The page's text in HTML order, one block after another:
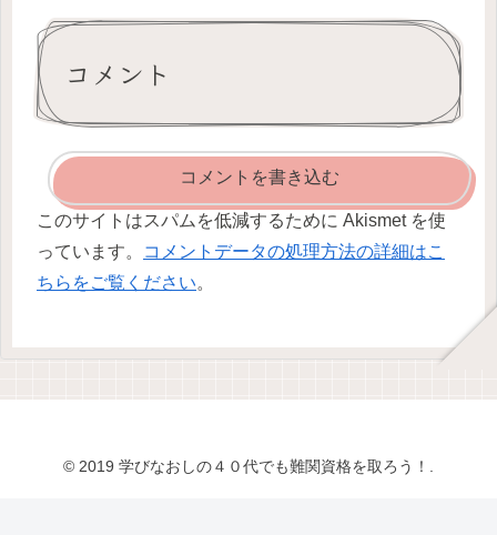
コメント
コメントを書き込む
このサイトはスパムを低減するために Akismet を使
っています。
コメントデータの処理方法の詳細はこ
ちらをご覧ください。
© 2019 学びなおしの４０代でも難関資格を取ろう！.